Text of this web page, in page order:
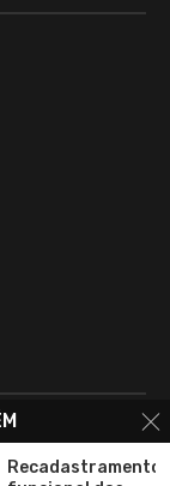
Recadastramento